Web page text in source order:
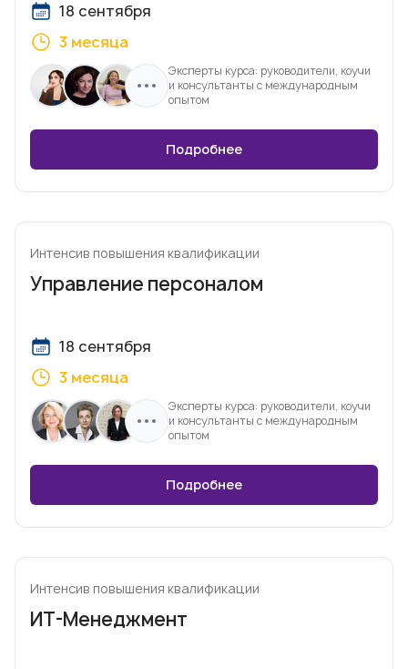
18 сентября
3 месяца
Эксперты курса: руководители, коучи
и консультанты с международным
опытом
Подробнее
Интенсив повышения квалификации
Управление персоналом
18 сентября
3 месяца
Эксперты курса: руководители, коучи
и консультанты с международным
опытом
Подробнее
Интенсив повышения квалификации
ИТ-Менеджмент